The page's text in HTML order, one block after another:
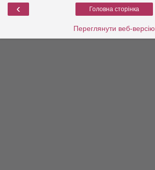
‹ Головна сторінка
Переглянути веб-версію